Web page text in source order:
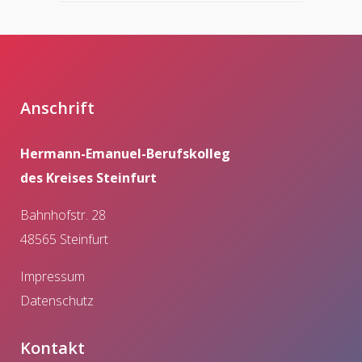
Anschrift
Hermann-Emanuel-Berufskolleg
des Kreises Steinfurt
Bahnhofstr. 28
48565 Steinfurt
Impressum
Datenschutz
Kontakt